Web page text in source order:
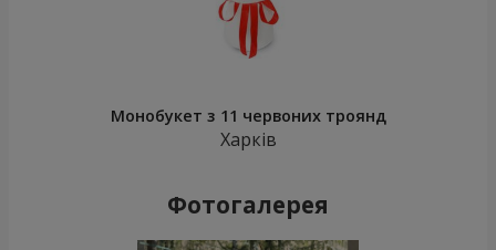
Монобукет з 11 червоних троянд
Харків
Фотогалерея